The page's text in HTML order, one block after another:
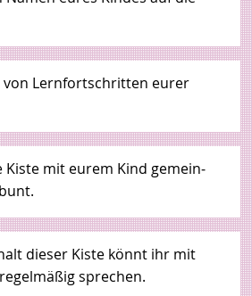
von Lern­fort­schritten eurer
Kiste mit eu­rem Kind ge­mein­
dieser Kiste könnt ihr mit
sprechen.